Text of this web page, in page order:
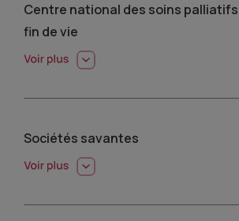
Centre national des soins
fin de vie
Sociétés savantes